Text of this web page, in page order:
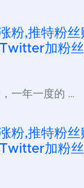
粉,推特粉
加粉
一年一度的 …
粉,推特粉
加粉